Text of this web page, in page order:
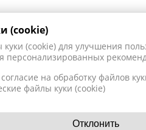
(cookie)
(cookie) для улучшения
персонализированных
на обработку файлов
файлы куки (cookie)
Отклонить